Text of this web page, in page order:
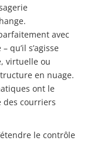
avec
qu’il s’agisse
virtuelle ou
en nuage.
ont le
des courriers
le contrôle